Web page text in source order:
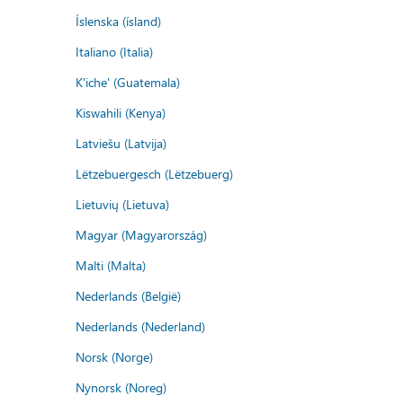
Íslenska (ísland)
Italiano (Italia)
K'iche' (Guatemala)
Kiswahili (Kenya)
Latviešu (Latvija)
Lëtzebuergesch (Lëtzebuerg)
Lietuvių (Lietuva)
Magyar (Magyarország)
Malti (Malta)
Nederlands (België)
Nederlands (Nederland)
Norsk (Norge)
Nynorsk (Noreg)